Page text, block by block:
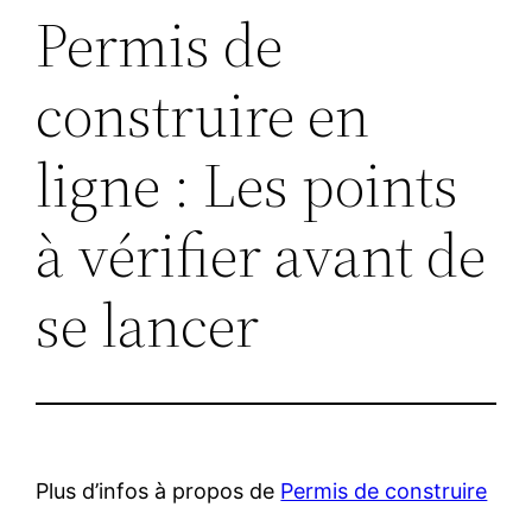
Permis de
construire en
ligne : Les points
à vérifier avant de
se lancer
Plus d’infos à propos de Permis de construire